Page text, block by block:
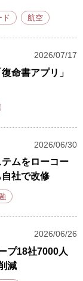
ド 航空
2026/07/17
命書アプリ」
2026/06/30
ムをローコー
自社で改修
2026/06/26
プ18社7000人
減